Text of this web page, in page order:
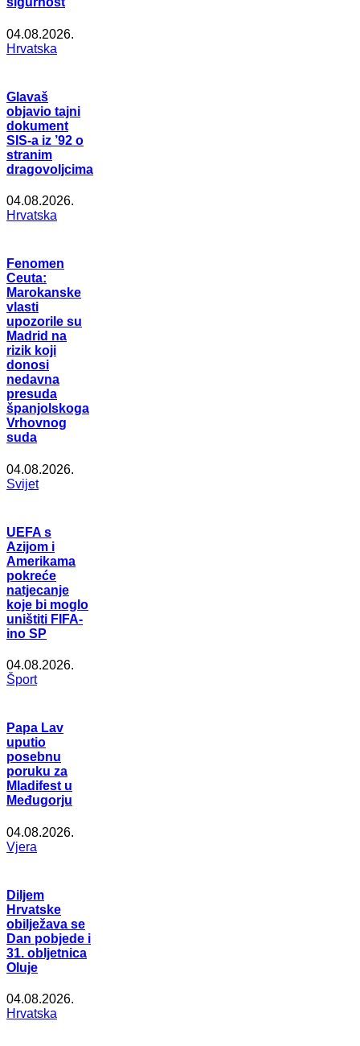
04.08.2026.
Hrvatska
Glavaš
objavio tajni
dokument
SIS-a iz ’92 o
stranim
dragovoljcima
04.08.2026.
Hrvatska
Fenomen
Ceuta:
Marokanske
vlasti
upozorile su
Madrid na
rizik koji
donosi
nedavna
presuda
španjolskoga
Vrhovnog
suda
04.08.2026.
Svijet
UEFA s
Azijom i
Amerikama
pokreće
natjecanje
koje bi moglo
uništiti FIFA-
ino SP
04.08.2026.
Šport
Papa Lav
uputio
posebnu
poruku za
Mladifest u
Međugorju
04.08.2026.
Vjera
Diljem
Hrvatske
obilježava se
Dan pobjede i
31. obljetnica
Oluje
04.08.2026.
Hrvatska